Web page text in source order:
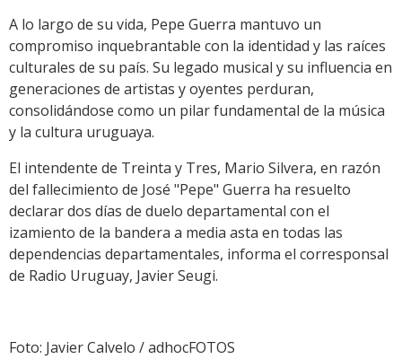
A lo largo de su vida, Pepe Guerra mantuvo un
compromiso inquebrantable con la identidad y las raíces
culturales de su país. Su legado musical y su influencia en
generaciones de artistas y oyentes perduran,
consolidándose como un pilar fundamental de la música
y la cultura uruguaya.
El intendente de Treinta y Tres, Mario Silvera, en razón
del fallecimiento de José "Pepe" Guerra ha resuelto
declarar dos días de duelo departamental con el
izamiento de la bandera a media asta en todas las
dependencias departamentales, informa el corresponsal
de Radio Uruguay, Javier Seugi.
Foto: Javier Calvelo / adhocFOTOS